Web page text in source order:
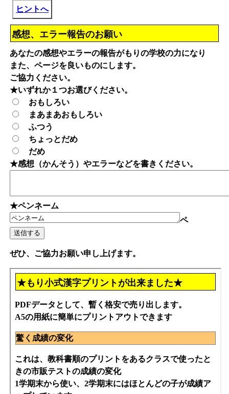
ヒントへ
感想、エラー報告のお願い
あなたの感想やエラーの報告がもりの学校の力になり
また、ページを良いものにします。
ご協力ください。
★いずれか１つお選びください。
おもしろい
まあまあおもしろい
ふつう
ちょっとだめ
だめ
★感想（かんそう）やエラーなどを書きください。
★ペンネーム
ペ
ぜひ、ご協力お願い申し上げます。